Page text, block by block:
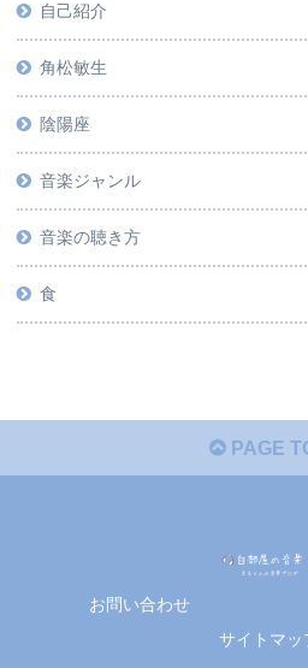
自己紹介
角松敏生
陰陽座
音楽ジャンル
音楽の聴き方
食
PAGE
お問い合わせ
サイトマッ